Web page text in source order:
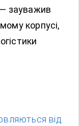
зауважив
корпусі,
від